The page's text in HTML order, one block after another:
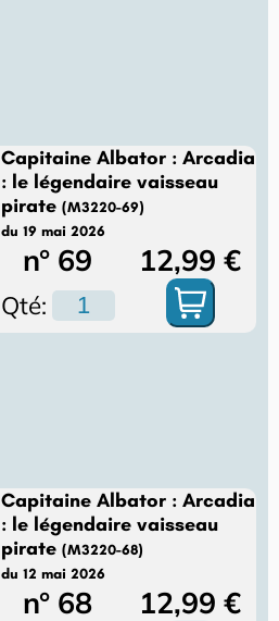
Capitaine Albator : Arcadia
: le légendaire vaisseau
pirate(M3220-69)
du 19 mai 2026
n° 69 12,99 €
Qté:
Capitaine Albator : Arcadia
: le légendaire vaisseau
pirate(M3220-68)
du 12 mai 2026
n° 68 12,99 €